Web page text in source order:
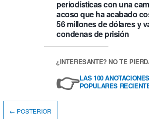
periodísticas con una
acoso que ha acabado
56 millones de dólares y
condenas de prisión
¿INTERESANTE? NO TE
👉LAS 100
POPULARES
← POSTERIOR